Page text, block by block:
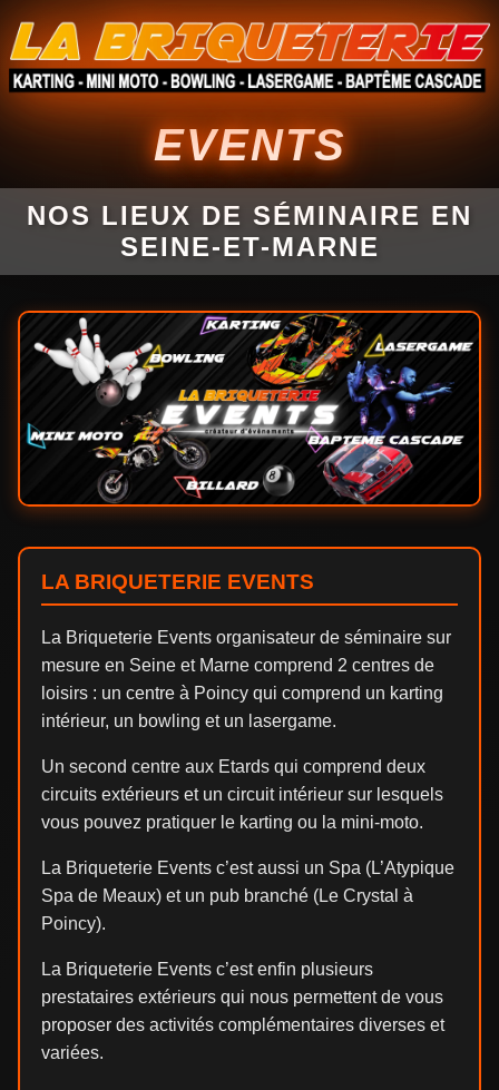
EVENTS
NOS LIEUX DE SÉMINAIRE EN
SEINE-ET-MARNE
LA BRIQUETERIE EVENTS
La Briqueterie Events organisateur de séminaire sur
mesure en Seine et Marne comprend 2 centres de
loisirs : un centre à Poincy qui comprend un karting
intérieur, un bowling et un lasergame.
Un second centre aux Etards qui comprend deux
circuits extérieurs et un circuit intérieur sur lesquels
vous pouvez pratiquer le karting ou la mini-moto.
La Briqueterie Events c’est aussi un Spa (L’Atypique
Spa de Meaux) et un pub branché (Le Crystal à
Poincy).
La Briqueterie Events c’est enfin plusieurs
prestataires extérieurs qui nous permettent de vous
proposer des activités complémentaires diverses et
variées.